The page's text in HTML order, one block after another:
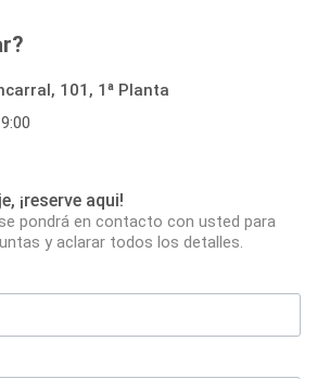
101, 1ª Planta
¡reserve aqui!
pondrá en contacto con usted para
y aclarar todos los detalles.